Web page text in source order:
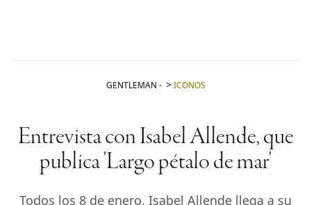
GENTLEMAN - ICONOS
Entrevista con Isabel Allende, que
publica 'Largo pétalo de mar'
Todos los 8 de enero, Isabel Allende llega a su